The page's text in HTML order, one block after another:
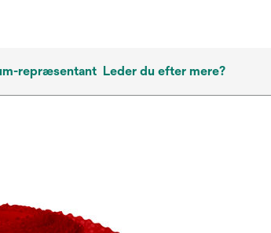
repræsentant Leder du efter mere?